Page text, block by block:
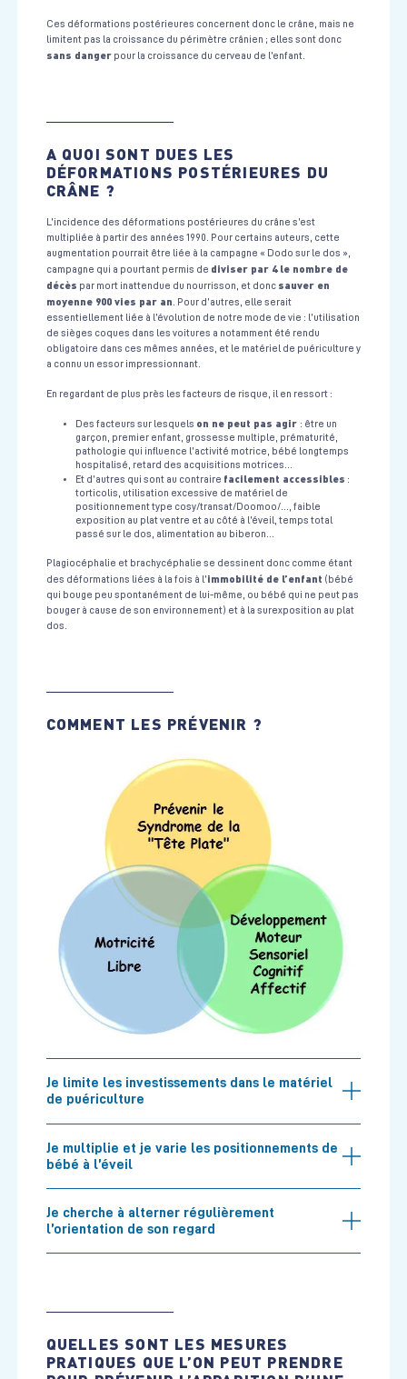
Ces déformations postérieures concernent donc le crâne, mais ne
limitent pas la croissance du périmètre crânien ; elles sont donc
sans dangerpour la croissance du cerveau de l’enfant.
A QUOI SONT DUES LES
DÉFORMATIONS POSTÉRIEURES DU
CRÂNE ?
L’incidence des déformations postérieures du crâne s’est
multipliée à partir des années 1990. Pour certains auteurs, cette
augmentation pourrait être liée à la campagne « Dodo sur le dos »,
campagne qui a pourtant permis de diviser par 4 le nombre de
décès par mort inattendue du nourrisson, et donc sauver en
moyenne 900 vies par an . Pour d’autres, elle serait
essentiellement liée à l’évolution de notre mode de vie : l’utilisation
de sièges coques dans les voitures a notamment été rendu
obligatoire dans ces mêmes années, et le matériel de puériculture y
a connu un essor impressionnant.
En regardant de plus près les facteurs de risque, il en ressort :
Des facteurs sur lesquels on ne peut pas agir : être un
garçon, premier enfant, grossesse multiple, prématurité,
pathologie qui influence l’activité motrice, bébé longtemps
hospitalisé, retard des acquisitions motrices…
Et d’autres qui sont au contraire facilement accessibles :
torticolis, utilisation excessive de matériel de
positionnement type cosy/transat/Doomoo/…, faible
exposition au plat ventre et au côté à l’éveil, temps total
passé sur le dos, alimentation au biberon…
Plagiocéphalie et brachycéphalie se dessinent donc comme étant
des déformations liées à la fois à l’immobilité de l’enfant (bébé
qui bouge peu spontanément de lui-même, ou bébé qui ne peut pas
bouger à cause de son environnement) et à la surexposition au plat
dos.
COMMENT LES PRÉVENIR ?
Je limite les investissements dans le matériel
de puériculture
Je multiplie et je varie les positionnements de
bébé à l’éveil
Je cherche à alterner régulièrement
l’orientation de son regard
QUELLES SONT LES MESURES
PRATIQUES QUE L’ON PEUT PRENDRE